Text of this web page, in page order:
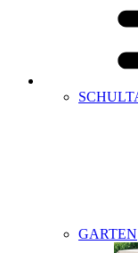
GARTEN